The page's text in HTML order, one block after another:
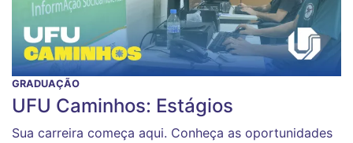
GRADUAÇÃO
UFU Caminhos: Estágios
Sua carreira começa aqui. Conheça as oportunidades